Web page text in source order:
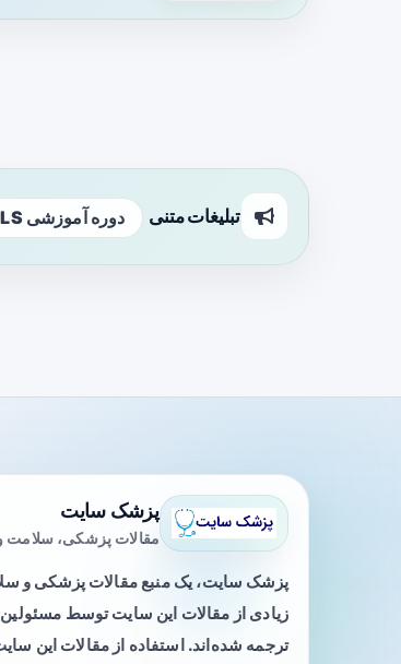
تبلیغات متنی دوره آموزشی ATLS
پزشک سایت
مقالات پزشکی، سلامت
پزشک سایت، یک منبع مقالات پزشکی و
زیادی از مقالات این سایت توسط
ترجمه شده‌اند. استفاده از مقالات این